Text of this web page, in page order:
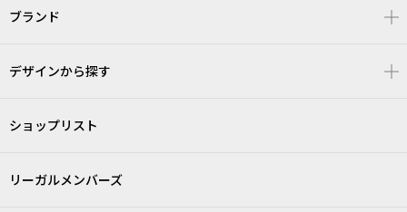
ブランド
デザインから探す
ショップリスト
リーガルメンバーズ